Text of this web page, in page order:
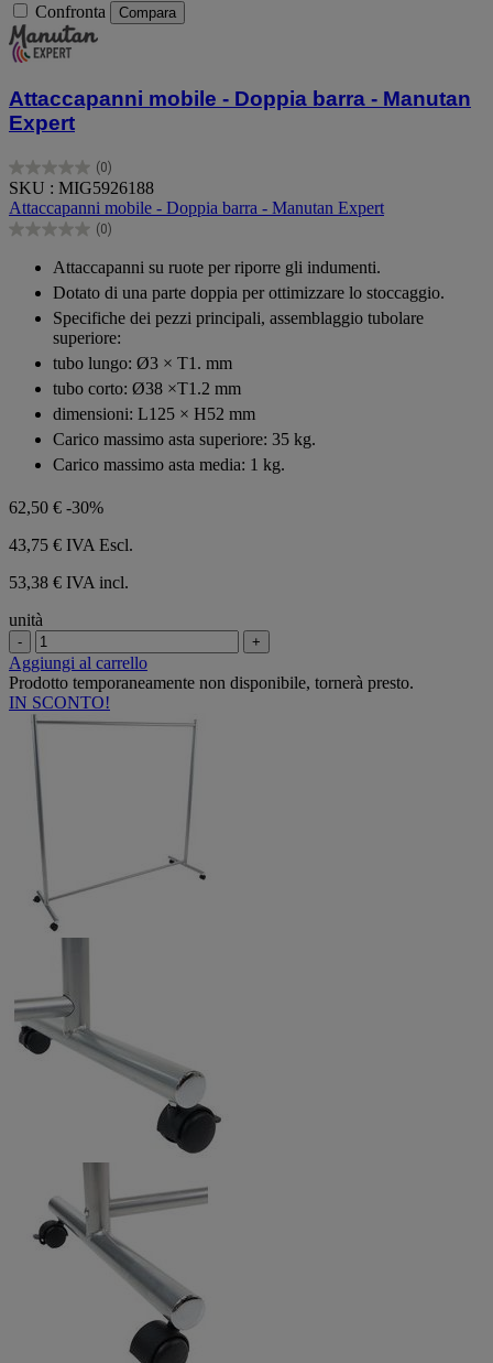
Confronta Compara
Attaccapanni mobile - Doppia barra - Manutan
Expert
(0)
0.0
su
5
stelle.
SKU : MIG5926188
Attaccapanni mobile - Doppia barra - Manutan Expert
(0)
0.0
stelle.
Attaccapanni su ruote per riporre gli indumenti.
Dotato di una parte doppia per ottimizzare lo stoccaggio.
Specifiche dei pezzi principali, assemblaggio tubolare
superiore:
tubo lungo: Ø3 × T1. mm
tubo corto: Ø38 ×T1.2 mm
dimensioni: L125 × H52 mm
Carico massimo asta superiore: 35 kg.
Carico massimo asta media: 1 kg.
62,50 € -30%
43,75 € IVA Escl.
53,38 € IVA incl.
unità
- +
Aggiungi al carrello
Prodotto temporaneamente non disponibile, tornerà presto.
IN SCONTO!